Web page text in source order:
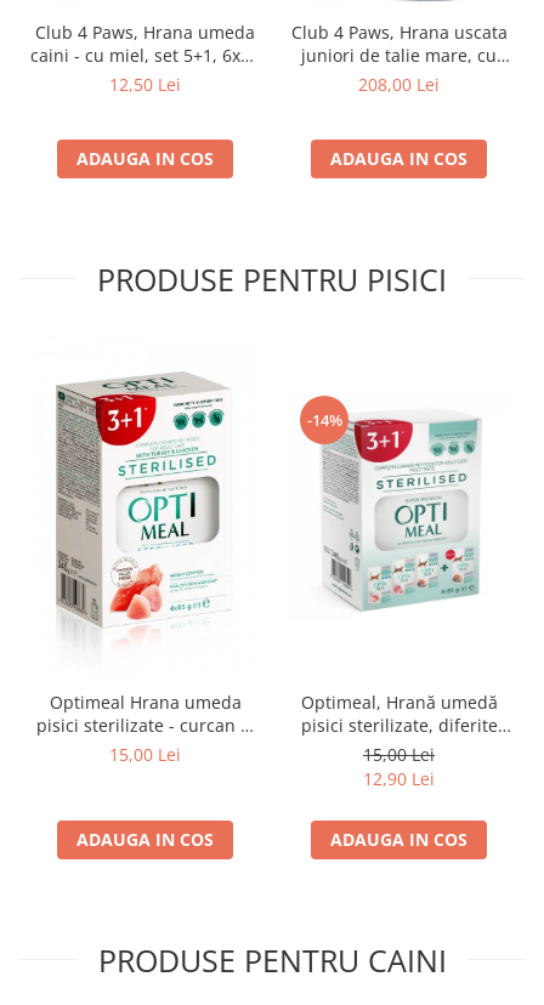
Club 4 Paws, Hrana umeda
caini - cu miel, set 5+1, 6x80
g
12,50 Lei
ADAUGA IN COS
Club 4 Paws, Hrana uscata
juniori de talie mare, cu
pui, 14kg
208,00 Lei
ADAUGA IN COS
PRODUSE PENTRU PISICI
Optimeal Hrana umeda
pisici sterilizate - curcan si
pui in sos, set 3+1,
15,00 Lei
ADAUGA IN COS
-14%
Optimeal, Hrană umedă
pisici sterilizate, diferite
arome, (3+1), 0.34kg
15,00 Lei
12,90 Lei
ADAUGA IN COS
PRODUSE PENTRU CAINI